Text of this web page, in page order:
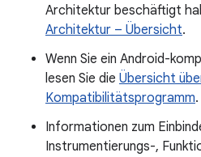
Architektur beschäftigt
Architektur – Übersicht.
Wenn Sie ein Android-
lesen Sie die Übersicht
Kompatibilitätsprogramm.
Informationen zum
Instrumentierungs-,